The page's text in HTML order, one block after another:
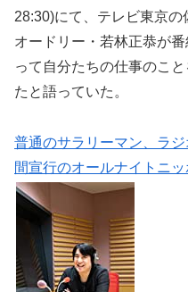
28:30)にて、テレビ東京の
オードリー・若林正恭が
って自分たちの仕事のこ
たと語っていた。
普通のサラリーマン、ラ
間宣行のオールナイトニ